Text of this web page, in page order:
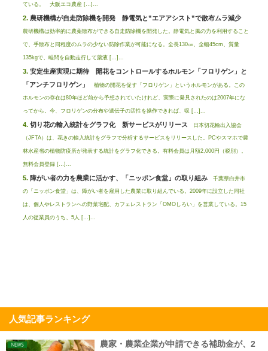
ている。 大阪エコ農産 […]...
農研機構が自走防除機を開発 静電気と”エアアシスト”で散布ムラ減少
農研機構は効率的に農薬散布ができる自走防除機を開発した。静電気と風の力を利用すること
で、手散布と同程度のムラの少ない防除作業が可能になる。全長130㎝、全幅45cm、質量
135kgで、畦間を自動走行して薬液 […]...
安定生産実現に期待 開花をコントロールするホルモン「フロリゲン」と
「アンチフロリゲン」
植物の開花を促す「フロリゲン」というホルモンがある。この
ホルモンの存在は80年ほど前から予想されていたけれど、実際に発見されたのは2007年にな
ってから。今、フロリゲンの分布や遺伝子の活性を操作できれば、収 […]...
切り花の輸入統計をグラフ化 新サービスがリリース
日本切花輸出入協会
（JFTA）は、花きの輸入統計をグラフで分析するサービスをリリースした。PCやスマホで農
林水産省の植物防疫所が発表する統計をグラフ化できる。有料会員は月額2,000円（税別）。
無料会員登録 […]...
障がい者の力を農業に活かす、「ニッポン食堂」の取り組み
千葉県白井市
の「ニッポン食堂」は、障がい者を雇用した農業に取り組んでいる。2009年に設立した同社
は、個人やレストランへの野菜宅配、カフェレストラン「OMOしろい」を営業している。15
人の従業員のうち、5人 […]...
人気記事ランキング
農家・農業企業が申請できる補助金が、2